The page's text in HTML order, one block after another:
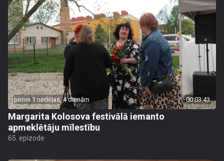
pirms 1 nedēļas, 4 dienām 00:03:43
Margarita Kolosova festivālā iemanto
apmeklētāju mīlestību
65. epizode